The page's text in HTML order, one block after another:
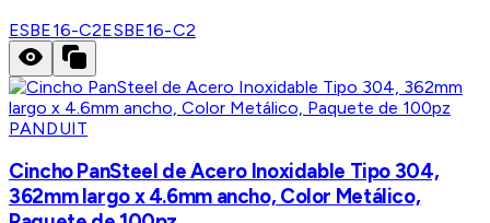
ESBE16-C2ESBE16-C2
PANDUIT
Cincho PanSteel de Acero Inoxidable Tipo 304,
362mm largo x 4.6mm ancho, Color Metálico,